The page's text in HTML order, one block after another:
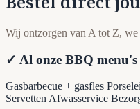
Wij ontzorgen van A tot Z, we
✓ Al onze BBQ
Gasbarbecue + gasfles
Servetten Afwasservice